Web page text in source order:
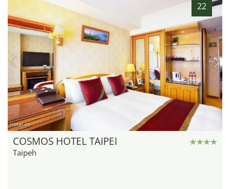
22
hotel.de
COSMOS HOTEL TAIPEI
Taipeh